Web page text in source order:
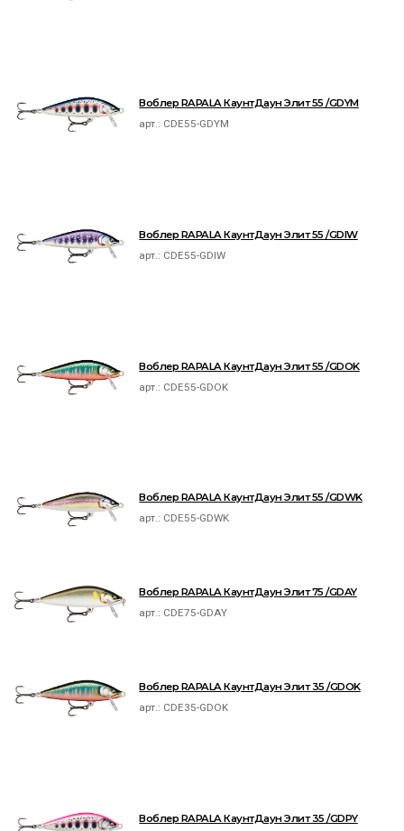
Воблер RAPALA КаунтДаун Элит 55 /GDYM
арт.: CDE55-GDYM
Воблер RAPALA КаунтДаун Элит 55 /GDIW
арт.: CDE55-GDIW
Воблер RAPALA КаунтДаун Элит 55 /GDOK
арт.: CDE55-GDOK
Воблер RAPALA КаунтДаун Элит 55 /GDWK
арт.: CDE55-GDWK
Воблер RAPALA КаунтДаун Элит 75 /GDAY
арт.: CDE75-GDAY
Воблер RAPALA КаунтДаун Элит 35 /GDOK
арт.: CDE35-GDOK
Воблер RAPALA КаунтДаун Элит 35 /GDPY